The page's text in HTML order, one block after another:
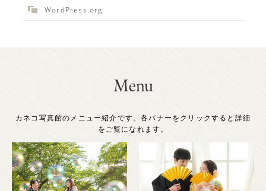
WordPress.org
カネコ写真館のメニュー紹介です。各バナーをクリックすると詳細
をご覧になれます。